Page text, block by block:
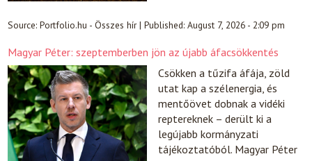
Source:Portfolio.hu - Összes hír|Published:August 7, 2026 - 2:09 pm
Magyar Péter: szeptemberben jön az újabb áfacsökkentés
Csökken a tűzifa áfája, zöld
utat kap a szélenergia, és
mentőövet dobnak a vidéki
reptereknek – derült ki a
legújabb kormányzati
tájékoztatóból. Magyar Péter